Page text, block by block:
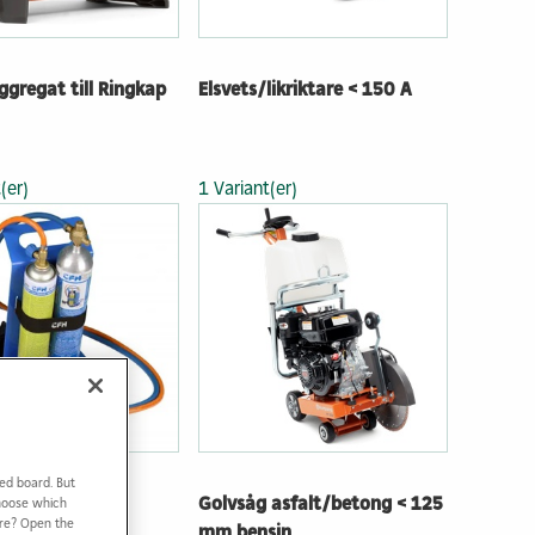
till Ringkap Elsvets/likriktare < 150 A
1 Variant(er)
inkl kärra
Golvsåg asfalt/betong < 125
board. But
which
Open the